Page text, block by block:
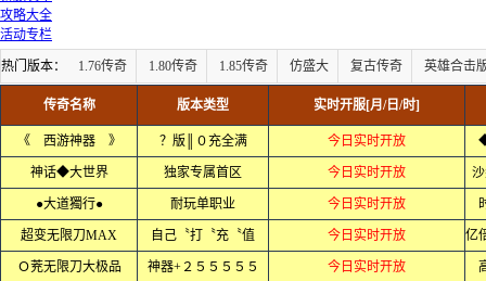
攻略大全
活动专栏
热门版本： 1.76传奇 1.80传奇 1.85传奇 仿盛大 复古传奇 英雄合击
传奇名称 版本类型 实时开服[月/日/时]
《 西游神器 》 ？版║０充全满 今日实时开放
神话◆大世界 独家专属首区 今日实时开放
●大道獨行● 耐玩单职业 今日实时开放
超变无限刀MAX 自己〝打〝充〝值 今日实时开放
Ｏ茺无限刀大极品 神器+２５５５５５ 今日实时开放